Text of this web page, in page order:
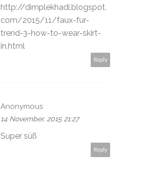
http://dimplekhadi.blogspot.
com/2015/11/faux-fur-
trend-3-how-to-wear-skirt-
in.html
Reply
Anonymous
14 November, 2015 21:27
Super süß
Reply